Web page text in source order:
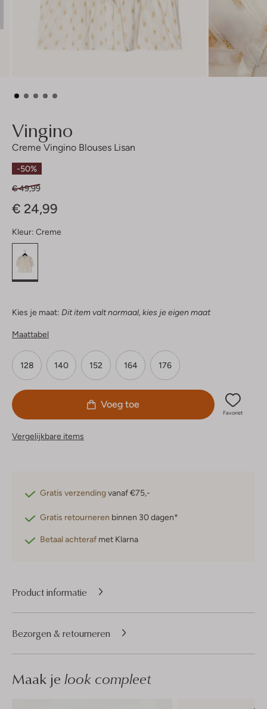
Vingino
Creme Vingino Blouses Lisan
-50%
€ 49,99
€ 24,99
Kleur: Creme
Kies je maat: Dit item valt normaal, kies je eigen maat
Maattabel
128 140 152 164 176
Voeg toe
Favoriet
Vergelijkbare items
Gratis verzendingvanaf €75,-
Gratis retourneren binnen 30 dagen*
Betaal achteraf met Klarna
Product informatie
Bezorgen & retourneren
Maak je look compleet